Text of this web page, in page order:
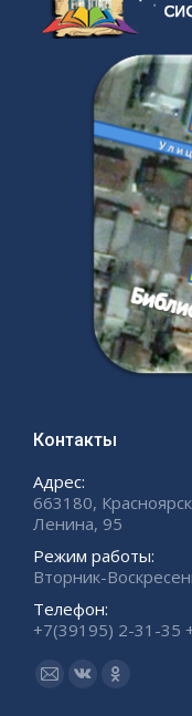
Контакты
Адрес:
663180,
Ленина, 95
Режим работы:
Вторник-
Телефон:
+7(39195) 2-31-35
Ищите нас:
СтраницаСтраница
Страница